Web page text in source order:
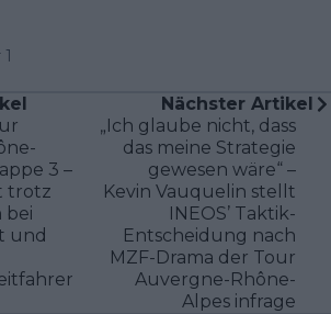
1
3 –
trotz
bei
und
Nächster Artikel
„Ich glaube nicht, dass
das meine Strategie
gewesen wäre“ –
Kevin Vauquelin stellt
INEOS’ Taktik-
Entscheidung nach
MZF-Drama der Tour
Auvergne-Rhône-
Alpes infrage